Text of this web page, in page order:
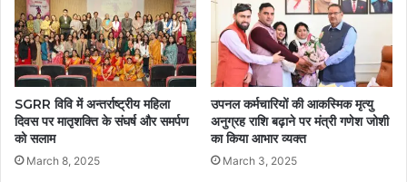
SGRR विवि में अन्तर्राष्ट्रीय महिला
दिवस पर मातृशक्ति के संघर्ष और समर्पण
को सलाम
March 8, 2025
उपनल कर्मचारियों की आकस्मिक मृत्यु
अनुग्रह राशि बढ़ाने पर मंत्री गणेश जोशी
का किया आभार व्यक्त
March 3, 2025